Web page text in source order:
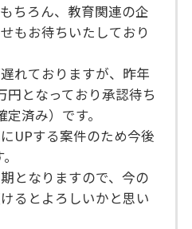
ちろん、教育関連の企
もお待ちいたしており
れておりますが、昨年
円となっており承認待ち
定済み）です。
UPする案件のため今後
となりますので、今の
るとよろしいかと思い